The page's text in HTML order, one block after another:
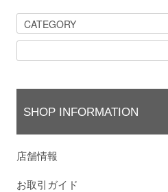
SHOP INFORMATION
店舗情報
お取引ガイド